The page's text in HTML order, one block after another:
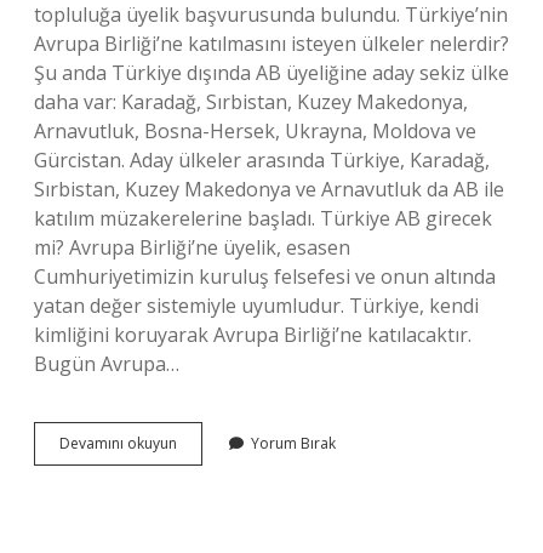
topluluğa üyelik başvurusunda bulundu. Türkiye’nin
Avrupa Birliği’ne katılmasını isteyen ülkeler nelerdir?
Şu anda Türkiye dışında AB üyeliğine aday sekiz ülke
daha var: Karadağ, Sırbistan, Kuzey Makedonya,
Arnavutluk, Bosna-Hersek, Ukrayna, Moldova ve
Gürcistan. Aday ülkeler arasında Türkiye, Karadağ,
Sırbistan, Kuzey Makedonya ve Arnavutluk da AB ile
katılım müzakerelerine başladı. Türkiye AB girecek
mi? Avrupa Birliği’ne üyelik, esasen
Cumhuriyetimizin kuruluş felsefesi ve onun altında
yatan değer sistemiyle uyumludur. Türkiye, kendi
kimliğini koruyarak Avrupa Birliği’ne katılacaktır.
Bugün Avrupa…
Devamını okuyun Türkiyenin
Avrupa
Yorum Bırak